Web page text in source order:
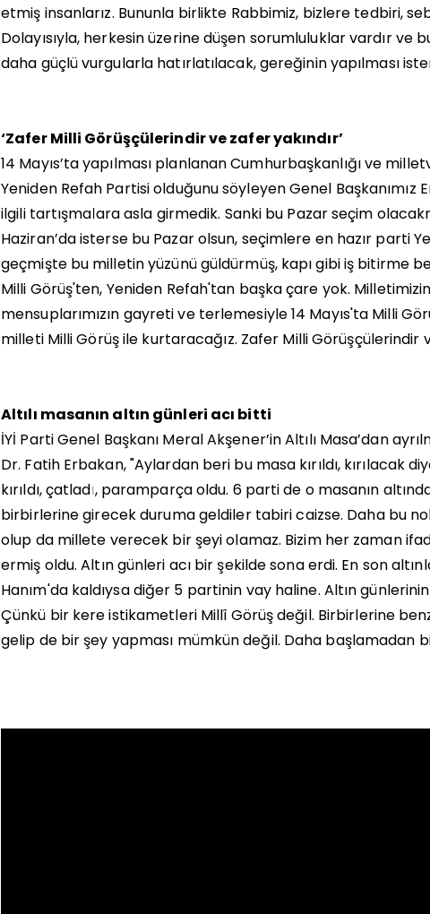
etmiş insanlarız. Bununla birlikte Rabbimiz, bizlere tedbiri,
Dolayısıyla, herkesin üzerine düşen sorumluluklar vardır
daha güçlü vurgularla hatırlatılacak, gereğinin yapılması
‘Zafer Milli Görüşçülerindir ve zafer yakındır’
14 Mayıs’ta yapılması planlanan Cumhurbaşkanlığı ve
Yeniden Refah Partisi olduğunu söyleyen Genel
ilgili tartışmalara asla girmedik. Sanki bu Pazar seçim
Haziran’da isterse bu Pazar olsun, seçimlere en hazır parti
geçmişte bu milletin yüzünü güldürmüş, kapı gibi iş bitirme
Milli Görüş'ten, Yeniden Refah'tan başka çare yok.
mensuplarımızın gayreti ve terlemesiyle 14 Mayıs'ta Milli
milleti Milli Görüş ile kurtaracağız. Zafer Milli Görüşçülerindir
Altılı masanın altın günleri acı bitti
İYİ Parti Genel Başkanı Meral Akşener’in Altılı Masa’dan
Dr. Fatih Erbakan, "Aylardan beri bu masa kırıldı, kırılacak
kırıldı, çatladı, paramparça oldu. 6 parti de o masanın
birbirlerine girecek duruma geldiler tabiri caizse. Daha bu
olup da millete verecek bir şeyi olamaz. Bizim her zaman
ermiş oldu.Altın günleri acı bir şekilde sona erdi. En son
Hanım'da kaldıysa diğer 5 partinin vay haline. Altın
Çünkü bir kere istikametleri Millî Görüş değil. Birbirlerine
gelip de bir şey yapması mümkün değil. Daha başlamadan